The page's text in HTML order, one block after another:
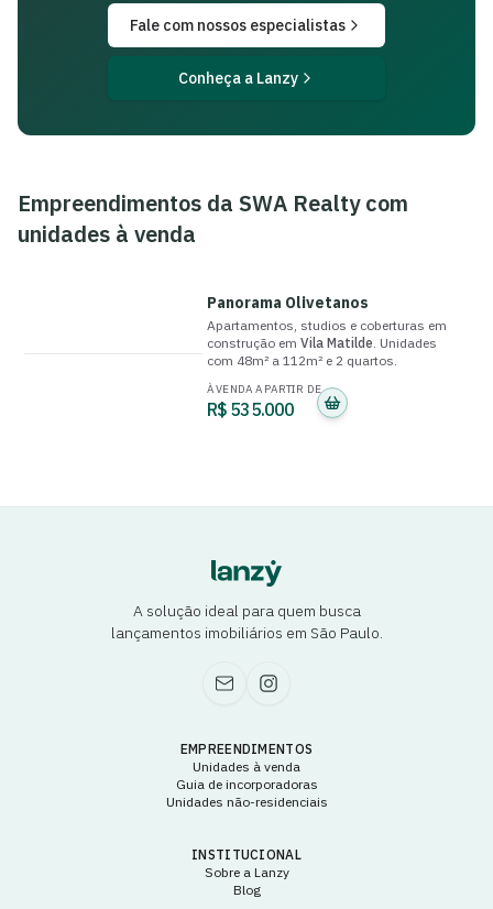
Fale com nossos especialistas
Conheça a Lanzy
Empreendimentos da SWA Realtycom
unidades à venda
Panorama Olivetanos
Apartamentos, studios e coberturas em
construçãoem Vila Matilde Unidades
com 48m² a 112m²e 2 quartos
À VENDA A PARTIR DE
R$ 535.000
A solução ideal para quem busca
lançamentos imobiliários em São Paulo.
EMPREENDIMENTOS
Unidades à venda
Guia de incorporadoras
Unidades não-residenciais
INSTITUCIONAL
Sobre a Lanzy
Blog